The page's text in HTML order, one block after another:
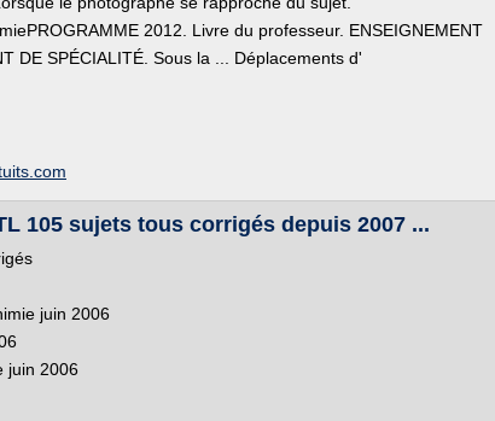
2012. Livre du professeur. ENSEIGNEMENT
DE SPÉCIALITÉ. Sous la ... Déplacements d'
105 sujets tous corrigés depuis 2007 ...
juin 2006
juin 2006